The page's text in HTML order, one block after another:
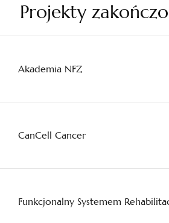
Projekty
Akademia NFZ
CanCell Cancer
Funkcjonalny Systemem